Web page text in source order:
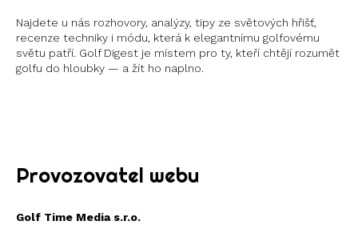
Najdete u nás rozhovory, analýzy, tipy ze světových hřišť,
recenze techniky i módu, která k elegantnímu golfovému
světu patří. Golf Digest je místem pro ty, kteří chtějí rozumět
golfu do hloubky — a žít ho naplno.
Provozovatel webu
Golf Time Media s.r.o.